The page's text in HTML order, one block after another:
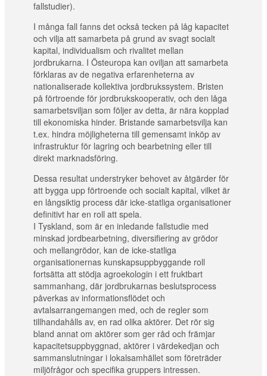
fallstudier).
I många fall fanns det också tecken på låg kapacitet
och vilja att samarbeta på grund av svagt socialt
kapital, individualism och rivalitet mellan
jordbrukarna. I Östeuropa kan oviljan att samarbeta
förklaras av de negativa erfarenheterna av
nationaliserade kollektiva jordbrukssystem. Bristen
på förtroende för jordbrukskooperativ, och den låga
samarbetsviljan som följer av detta, är nära kopplad
till ekonomiska hinder. Bristande samarbetsvilja kan
t.ex. hindra möjligheterna till gemensamt inköp av
infrastruktur för lagring och bearbetning eller till
direkt marknadsföring.
Dessa resultat understryker behovet av åtgärder för
att bygga upp förtroende och socialt kapital, vilket är
en långsiktig process där icke-statliga organisationer
definitivt har en roll att spela.
I Tyskland, som är en inledande fallstudie med
minskad jordbearbetning, diversifiering av grödor
och mellangrödor, kan de icke-statliga
organisationernas kunskapsuppbyggande roll
fortsätta att stödja agroekologin i ett fruktbart
sammanhang, där jordbrukarnas beslutsprocess
påverkas av informationsflödet och
avtalsarrangemangen med, och de regler som
tillhandahålls av, en rad olika aktörer. Det rör sig
bland annat om aktörer som ger råd och främjar
kapacitetsuppbyggnad, aktörer i värdekedjan och
sammanslutningar i lokalsamhället som företräder
miljöfrågor och specifika gruppers intressen.